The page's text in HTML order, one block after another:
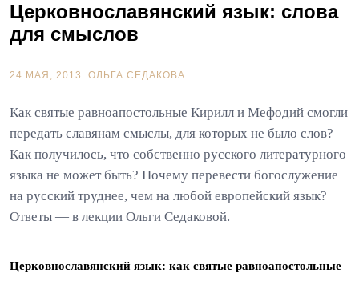
Церковнославянский язык: слова
для смыслов
24 МАЯ, 2013. ОЛЬГА СЕДАКОВА
Как святые равноапостольные Кирилл и Мефодий смогли
передать славянам смыслы, для которых не было слов?
Как получилось, что собственно русского литературного
языка не может быть? Почему перевести богослужение
на русский труднее, чем на любой европейский язык?
Ответы — в лекции Ольги Седаковой.
Церковнославянский язык: как святые равноапостольные